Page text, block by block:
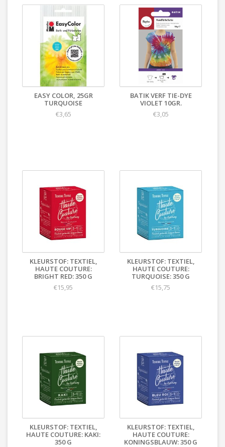
EASY COLOR, 25GR
TURQUOISE
€3,65
BATIK VERF TIE-DYE
VIOLET 10GR.
€3,05
KLEURSTOF: TEXTIEL,
HAUTE COUTURE:
BRIGHT RED: 350 G
€15,95
KLEURSTOF: TEXTIEL,
HAUTE COUTURE:
TURQUOISE: 350 G
€15,75
KLEURSTOF: TEXTIEL,
HAUTE COUTURE: KAKI:
350 G
KLEURSTOF: TEXTIEL,
HAUTE COUTURE:
KONINGSBLAUW: 350 G